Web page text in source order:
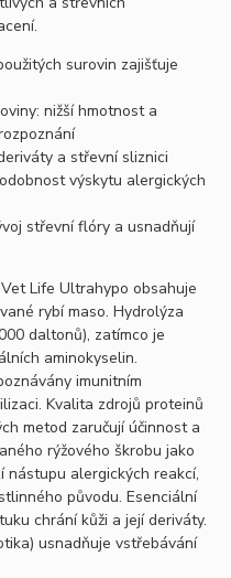
surovin zajišťuje
nižší hmotnost a
a střevní sliznici
výskytu alergických
střevní flóry a usnadňují
Life Ultrahypo obsahuje
rybí maso. Hydrolýza
daltonů), zatímco je
aminokyselin.
imunitním
Kvalita zdrojů proteinů
metod zaručují účinnost a
rýžového škrobu jako
nástupu alergických reakcí,
původu. Esenciální
chrání kůži a její deriváty.
usnadňuje vstřebávání